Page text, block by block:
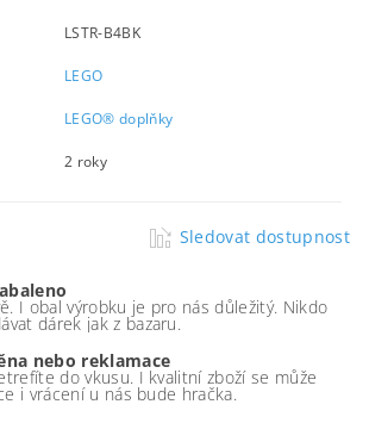
LSTR-B4BK
LEGO
LEGO® doplňky
2 roky
Sledovat dostupnost
I obal výrobku je pro nás důležitý. Nikdo
dárek jak z bazaru.
nebo reklamace
do vkusu. I kvalitní zboží se může
i vrácení u nás bude hračka.